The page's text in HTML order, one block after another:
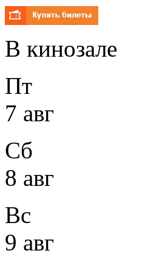
В кинозале
Пт
7 авг
Сб
8 авг
Вс
9 авг